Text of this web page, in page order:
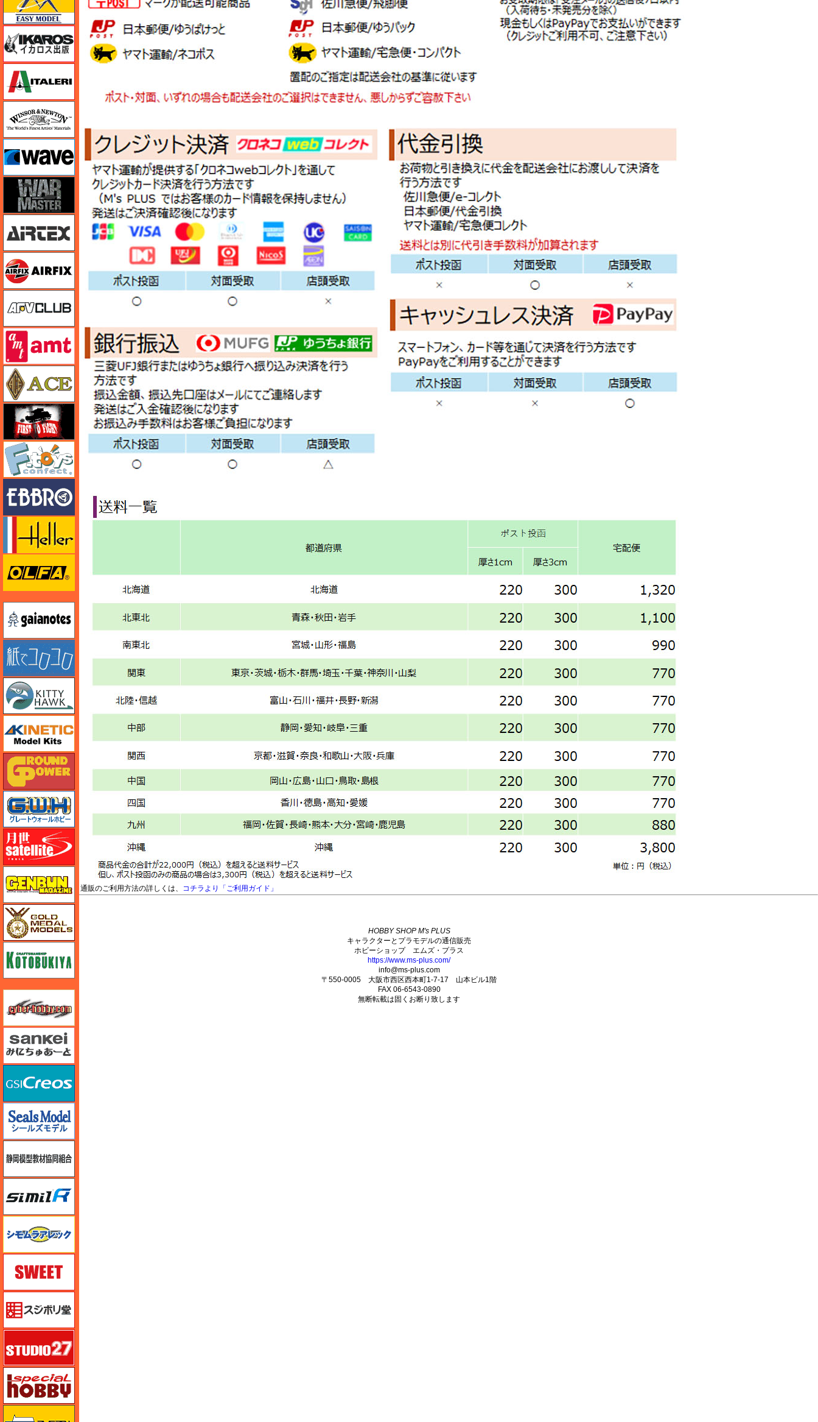
通販のご利用方法の詳しくは、 コチラより「ご利用ガイド」
イカロス出版
ウェーブ
ウォーマスターズ
エアテックス
エース
エレール
ガリレオ出版 グランドパワー
月世 サテライトツールス
ゲンブンマガジン
M's PLUS
HOBBY SHOP M's PLUS
キャラクターとプラモデルの通信販売
ホビーショップ エムズ・プラス
https://www.ms-plus.com/
info@ms-plus.com
〒550-0005 大阪市西区西本町1-7-17 山本ビル1階
FAX 06-6543-0890
無断転載は固くお断り致します